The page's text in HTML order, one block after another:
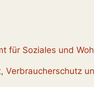
für Soziales und
Verbraucherschutz